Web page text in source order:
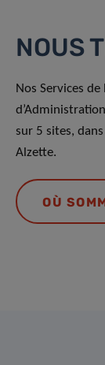
NOUS
Nos Services
sur 5 sites,
Alzette.
OÙ